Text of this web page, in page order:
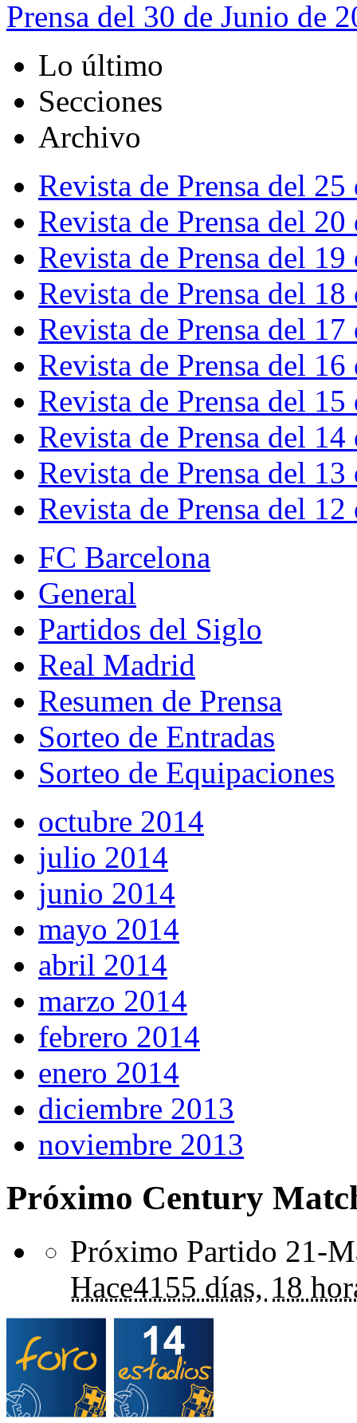
Prensa del 30 de Junio de
Lo último
Secciones
Archivo
Revista de Prensa del
Revista de Prensa del
Revista de Prensa del
Revista de Prensa del
Revista de Prensa del
Revista de Prensa del
Revista de Prensa del
Revista de Prensa del
Revista de Prensa del
Revista de Prensa del
FC Barcelona
General
Partidos del Siglo
Real Madrid
Resumen de Prensa
Sorteo de Entradas
Sorteo de Equipaciones
octubre 2014
julio 2014
junio 2014
mayo 2014
abril 2014
marzo 2014
febrero 2014
enero 2014
diciembre 2013
noviembre 2013
Próximo Century
Próximo Partido 21-
Hace4155 días, 18